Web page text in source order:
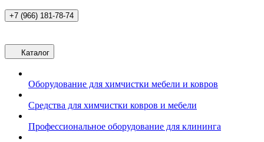
+7 (966) 181-78-74
Каталог
Оборудование для химчистки мебели и ковров
Средства для химчистки ковров и мебели
Профессиональное оборудование для клининга